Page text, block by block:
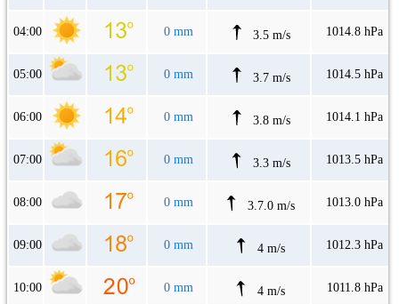
04:00 0 mm 3.5 m/s 1014.8 hPa
05:00 0 mm 3.7 m/s 1014.5 hPa
06:00 0 mm 3.8 m/s 1014.1 hPa
07:00 0 mm 3.3 m/s 1013.5 hPa
08:00 0 mm 3.7.0 m/s 1013.0 hPa
09:00 0 mm 4 m/s 1012.3 hPa
10:00 0 mm 4 m/s 1011.8 hPa